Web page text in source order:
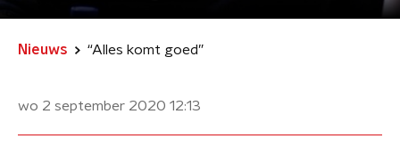
Nieuws “Alles komt goed”
wo 2 september 2020 12:13